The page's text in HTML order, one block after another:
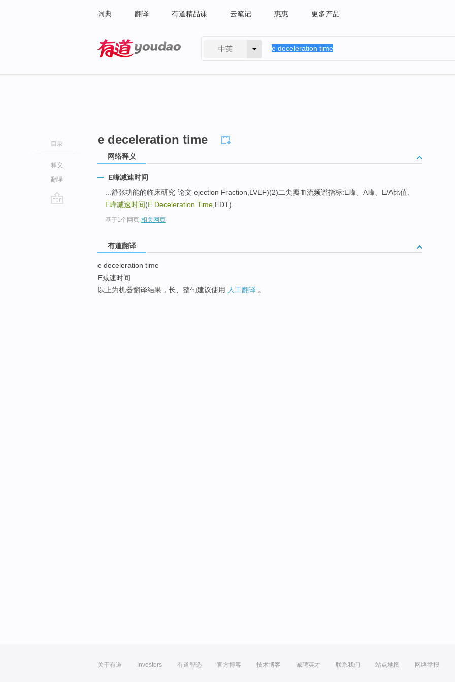
词典 翻译 有道精品课 云笔记 惠惠 更多产品
中英
目录
释义
翻译
e deceleration time
网络释义
E峰减速时间
...舒张功能的临床研究-论文 ejection Fraction,LVEF)(2)二尖瓣血流频谱指标:E峰、A峰、E/A比值、
E峰减速时间(E Deceleration Time ,EDT).
基于1个网页-相关网页
有道翻译
e deceleration time
E减速时间
以上为机器翻译结果，长、整句建议使用 人工翻译 。
关于有道 Investors 有道智选 官方博客 技术博客 诚聘英才 联系我们 站点地图 网络举报